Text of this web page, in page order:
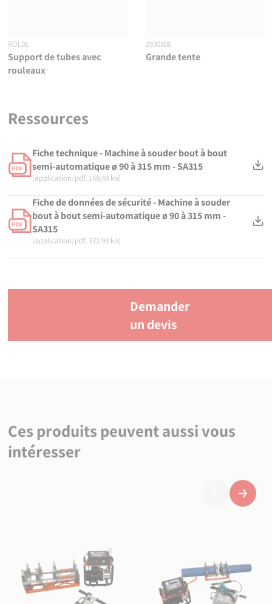
ROL01
Support de tubes avec
rouleaux
2930800
Grande tente
Ressources
Fiche technique - Machine à souder bout à bout
semi-automatique ø 90 à 315 mm - SA315
(application/pdf, 168.48 ko)
Fiche de données de sécurité - Machine à souder
bout à bout semi-automatique ø 90 à 315 mm -
SA315
(application/pdf, 372.93 ko)
Demander
un devis
Ces produits peuvent aussi vous
intéresser
Précédent